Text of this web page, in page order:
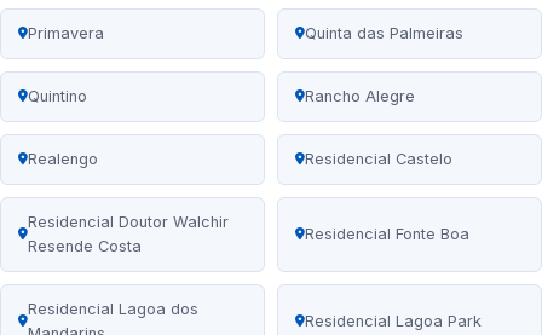
Primavera Quinta das Palmeiras
Quintino Rancho Alegre
Realengo Residencial Castelo
Residencial Doutor Walchir
Resende Costa
Residencial Fonte Boa
Residencial Lagoa dos
Residencial Lagoa Park